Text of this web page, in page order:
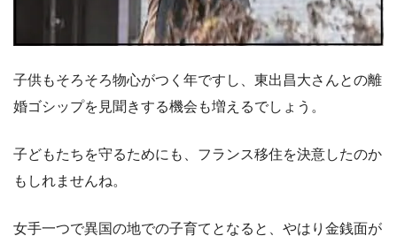
子供もそろそろ物心がつく年ですし、東出昌大さんとの離
婚ゴシップを見聞きする機会も増えるでしょう。
子どもたちを守るためにも、フランス移住を決意したのか
もしれませんね。
女手一つで異国の地での子育てとなると、やはり金銭面が